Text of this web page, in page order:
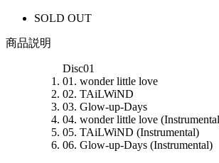
SOLD OUT
商品説明
Disc01
01. wonder little love
02. TAiLWiND
03. Glow-up-Days
04. wonder little love
05. TAiLWiND (Instrumental)
06. Glow-up-Days (Instrumental)